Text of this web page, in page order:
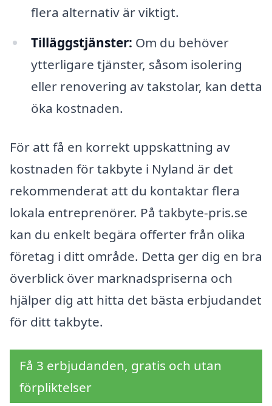
flera alternativ är viktigt.
Tilläggstjänster: Om du behöver
ytterligare tjänster, såsom isolering
eller renovering av takstolar, kan detta
öka kostnaden.
För att få en korrekt uppskattning av
kostnaden för takbyte i Nyland är det
rekommenderat att du kontaktar flera
lokala entreprenörer. På takbyte-pris.se
kan du enkelt begära offerter från olika
företag i ditt område. Detta ger dig en bra
överblick över marknadspriserna och
hjälper dig att hitta det bästa erbjudandet
för ditt takbyte.
Få 3 erbjudanden, gratis och utan
förpliktelser